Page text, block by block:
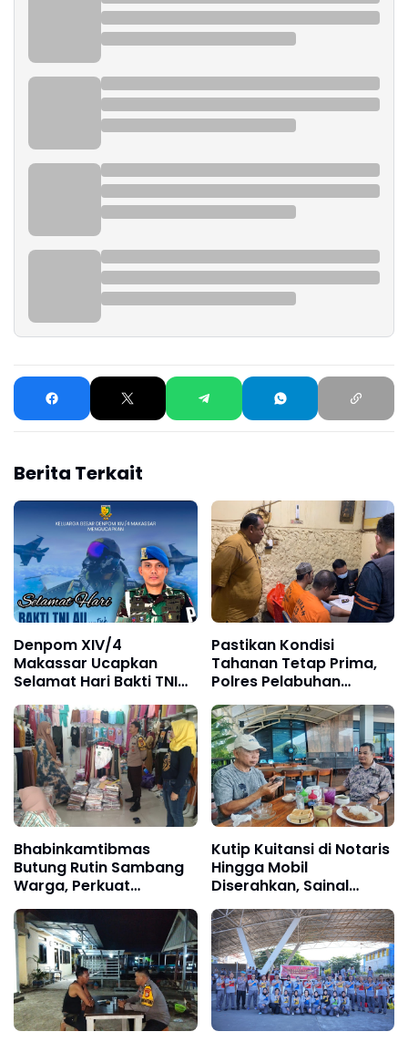
Berita Terkait
Denpom XIV/4
Makassar Ucapkan
Selamat Hari Bakti TNI
AU ke-79, Perkuat
Sinergi Demi Indonesia
Maju
Pastikan Kondisi
Tahanan Tetap Prima,
Polres Pelabuhan
Makassar Bersama
Biddokkes Polda Sulsel
Gelar Rikkes
Bhabinkamtibmas
Butung Rutin Sambang
Warga, Perkuat
Keamanan Lingkungan
Kutip Kuitansi di Notaris
Hingga Mobil
Diserahkan, Sainal
Lonard Bongkar Alur
Transaksi Lahan Tello
Baru